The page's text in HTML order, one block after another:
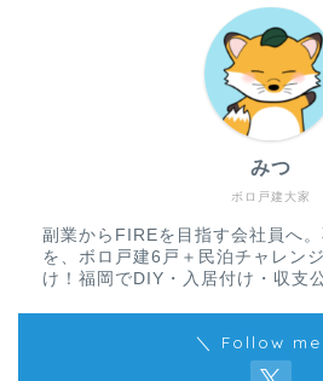
ボロ戸建大家
みつ
副業からFIREを目指す会社員へ
を、ボロ戸建6戸＋民泊チャレン
け！福岡でDIY・入居付け・収支
＼ Follow me